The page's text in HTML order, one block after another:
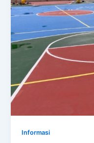
Informasi